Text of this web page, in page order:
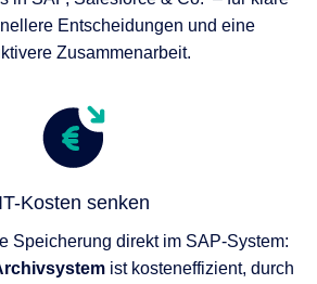
Entscheidungen und eine
Zusammenarbeit.
IT-Kosten senken
Speicherung direkt im SAP-System:
ist kosteneffizient, durch